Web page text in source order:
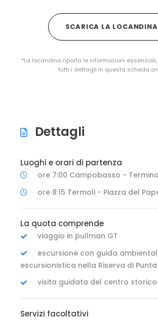
SCARICA LA
*La locandina riporta le informazioni
tutti i dettagli in questa scheda
Dettagli
Luoghi e orari di partenza
ore 7:00 Campobasso -
ore 8:15 Termoli - Piazza del
La quota comprende
viaggio in pullman GT
escursione con guida
escursionistica nella Riserva di
visita guidata del centro
Servizi facoltativi